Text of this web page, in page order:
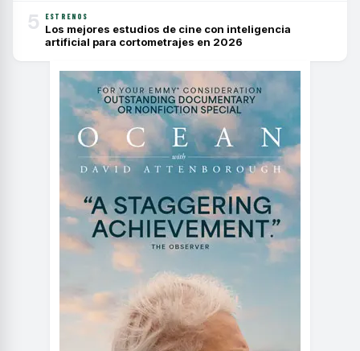
5 ESTRENOS
Los mejores estudios de cine con inteligencia
artificial para cortometrajes en 2026